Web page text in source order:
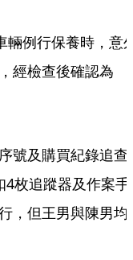
輛例行保養時，意
經檢查後確認為
號及購買紀錄追查
枚追蹤器及作案手
，但王男與陳男均